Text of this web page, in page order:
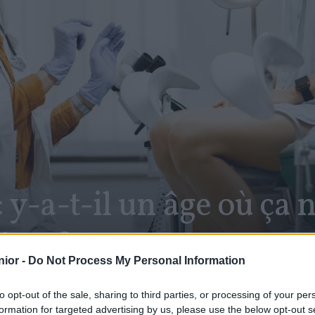
- Do Not Process My Personal Information
opt-out of the sale, sharing to third parties, or processing of your
for targeted advertising by us, please use the below opt-out
a-t-il un âge où ça
?